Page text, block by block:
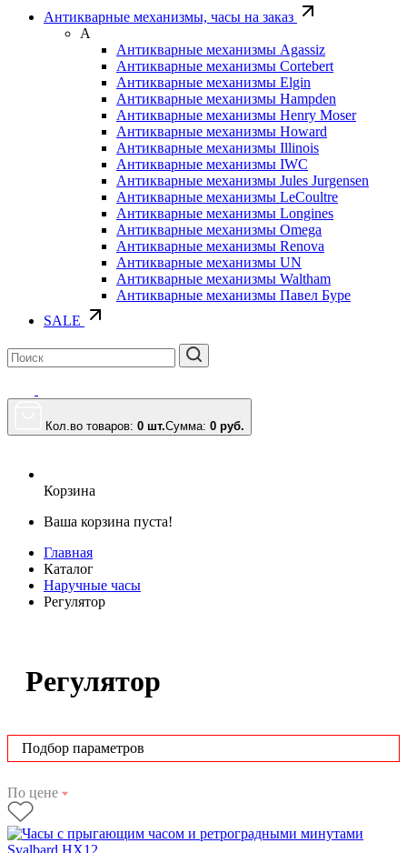
Антикварные механизмы, часы на заказ
А
Антикварные механизмы Agassiz
Антикварные механизмы Cortebert
Антикварные механизмы Elgin
Антикварные механизмы Hampden
Антикварные механизмы Henry Moser
Антикварные механизмы Howard
Антикварные механизмы Illinois
Антикварные механизмы IWC
Антикварные механизмы Jules Jurgensen
Антикварные механизмы LeCoultre
Антикварные механизмы Longines
Антикварные механизмы Omega
Антикварные механизмы Renova
Антикварные механизмы UN
Антикварные механизмы Waltham
Антикварные механизмы Павел Буре
SALE
Кол.во товаров: 0 шт.Сумма: 0 руб.
Корзина
Ваша корзина пуста!
Главная
Каталог
Наручные часы
Регулятор
Регулятор
Подбор параметров
По цене